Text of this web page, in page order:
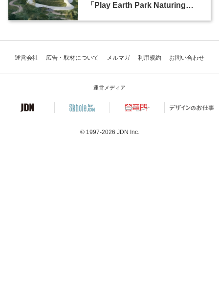
「Play Earth Park Naturing
運営会社 広告・取材について メルマガ 利用規約 お問い合わせ
運営メディア
© 1997-2026 JDN Inc.